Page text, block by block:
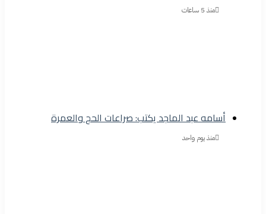
منذ 5 ساعات
أسامه عبد الماجد يكتب: صراعات الحج والعمرة
منذ يوم واحد